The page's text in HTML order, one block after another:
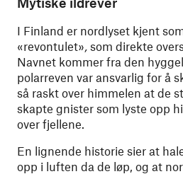
I Finland er nordlyset kjent
«revontulet», som direkte
Navnet kommer fra den
polarreven var ansvarlig for å
så raskt over himmelen at de
skapte gnister som lyste opp
over fjellene.
En lignende historie sier at
opp i luften da de løp, og at